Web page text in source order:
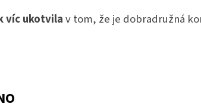
víc ukotvilav tom, že je dobradružná